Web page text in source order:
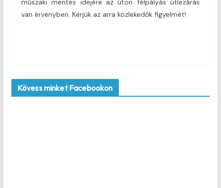
műszaki mentés idejére az úton félpályás útlezárás
van érvényben. Kérjük az arra közlekedők figyelmét!
Kövess minket Facebookon